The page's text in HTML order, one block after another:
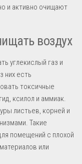
и активно очищают
воздух
углекислый газ и
них есть
токсичные
ксилол и аммиак.
листьев, корней и
Такие
помещений с плохой
или